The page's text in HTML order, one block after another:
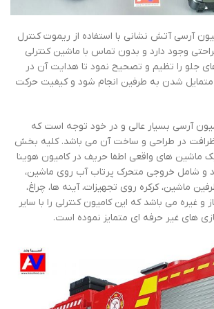
آرسی آتش نشانی با استفاده از ریموت کنترل
ای هوینا 1562 براحتی وجود دارد و بدون تماس با ماشین کنترلی
جلو را تظیم و تصحیح نمود تا هدایت آن در
شدن به طرفین انجام شود و کیفیت حرکت
آرسی بسیار عالی و در خود توجه است که
در طراحی و ساخت آن می باشد. کلیه بخش
ماشین های واقعی اطفا حریف در کامیون هوینا
و شامل خروجی متحرک پرتاب آب روی ماشین،
ماشین، کرکره روی تجهیزات، آینه ها، چراغ،
غیره می باشد که این کامیون کنترلی را با سایر
های غیر حرفه ای متمایز نموده است.